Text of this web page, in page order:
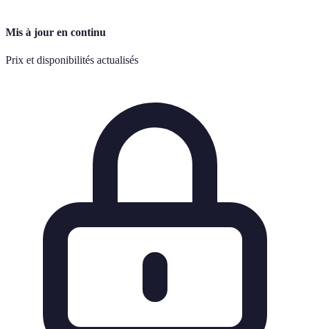
Mis à jour en continu
Prix et disponibilités actualisés